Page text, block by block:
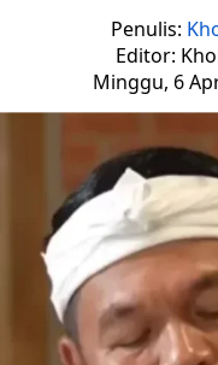
Penulis:
Editor:
Minggu, 6